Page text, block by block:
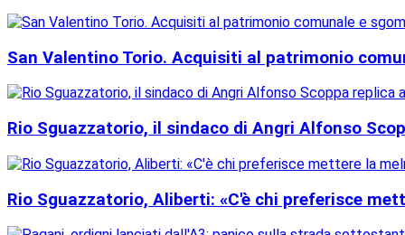
San Valentino Torio. Acquisiti al patrimonio
Rio Sguazzatorio, il sindaco di Angri Alfonso
Rio Sguazzatorio, Aliberti: «C'è chi preferisce